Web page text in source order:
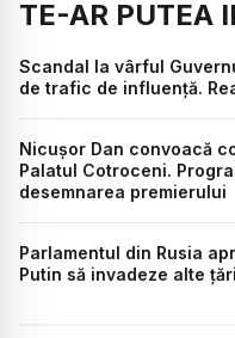
TE-AR PUTEA
Scandal la vârful
de trafic de influență.
Nicușor Dan convoacă
Palatul Cotroceni.
desemnarea premierului
Parlamentul din Rusia
Putin să invadeze alte țări